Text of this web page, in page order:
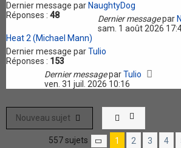
Dernier message par NaughtyDog
Réponses : 48 Dernier messagepar
sam. 1 août 2026
Heat 2 (Michael Mann)
Dernier message parTulio
Réponses : 153
Dernier messageparTulio
ven. 31 juil. 2026 10:16
Nouveau sujet
557 sujets Page 1sur 23
1 2 3 4